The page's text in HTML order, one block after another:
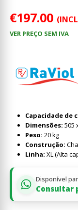
€197.00
VER PREÇO SEM IVA
Capacidade de
Dimensões: 505
Peso: 20 kg
Construção:
Linha: XL (Alta
Disponível
Consultar